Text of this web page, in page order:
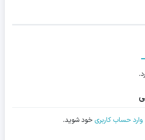
وارد حساب کاربریخود شوید.